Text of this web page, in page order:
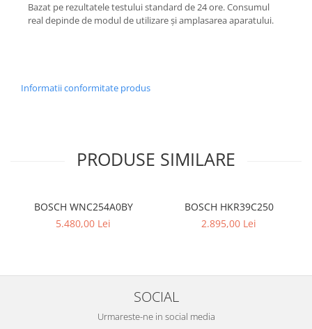
Bazat pe rezultatele testului standard de 24 ore. Consumul
real depinde de modul de utilizare şi amplasarea aparatului.
Informatii conformitate produs
PRODUSE SIMILARE
BOSCH WNC254A0BY
5.480,00 Lei
BOSCH HKR39C250
2.895,00 Lei
SOCIAL
Urmareste-ne in social media